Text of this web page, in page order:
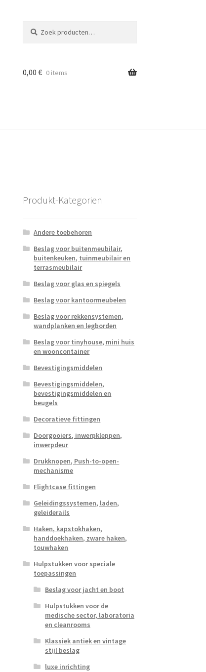
naar:
0,00 € 0 items
Produkt-Kategorien
Andere toebehoren
Beslag voor buitenmeubilair,
buitenkeuken, tuinmeubilair en
terrasmeubilair
Beslag voor glas en spiegels
Beslag voor kantoormeubelen
Beslag voor rekkensystemen,
wandplanken en legborden
Beslag voor tinyhouse, mini huis
en wooncontainer
Bevestigingsmiddelen
Bevestigingsmiddelen,
bevestigingsmiddelen en
beugels
Decoratieve fittingen
Doorgooiers, inwerpkleppen,
inwerpdeur
Drukknopen, Push-to-open-
mechanisme
Flightcase fittingen
Geleidingssystemen, laden,
geleiderails
Haken, kapstokhaken,
handdoekhaken, zware haken,
touwhaken
Hulpstukken voor speciale
toepassingen
Beslag voor jacht en boot
Hulpstukken voor de
medische sector, laboratoria
en cleanrooms
Klassiek antiek en vintage
stijl beslag
luxe inrichting